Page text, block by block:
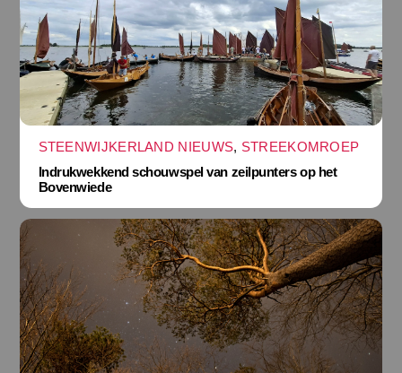
STEENWIJKERLAND NIEUWS, STREEKOMROEP
Indrukwekkend schouwspel van zeilpunters op het
Bovenwiede